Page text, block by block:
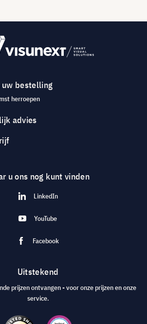
uw bestelling
herroepen
advies
u ons nog kunt vinden
LinkedIn
YouTube
Facebook
Uitstekend
prijzen ontvangen - voor onze prijzen en onze
service.